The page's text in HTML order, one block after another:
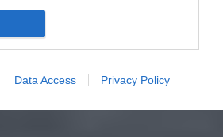
Data Access Privacy Policy